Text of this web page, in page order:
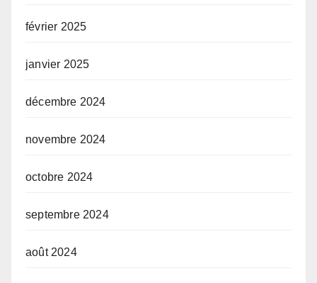
février 2025
janvier 2025
décembre 2024
novembre 2024
octobre 2024
septembre 2024
août 2024